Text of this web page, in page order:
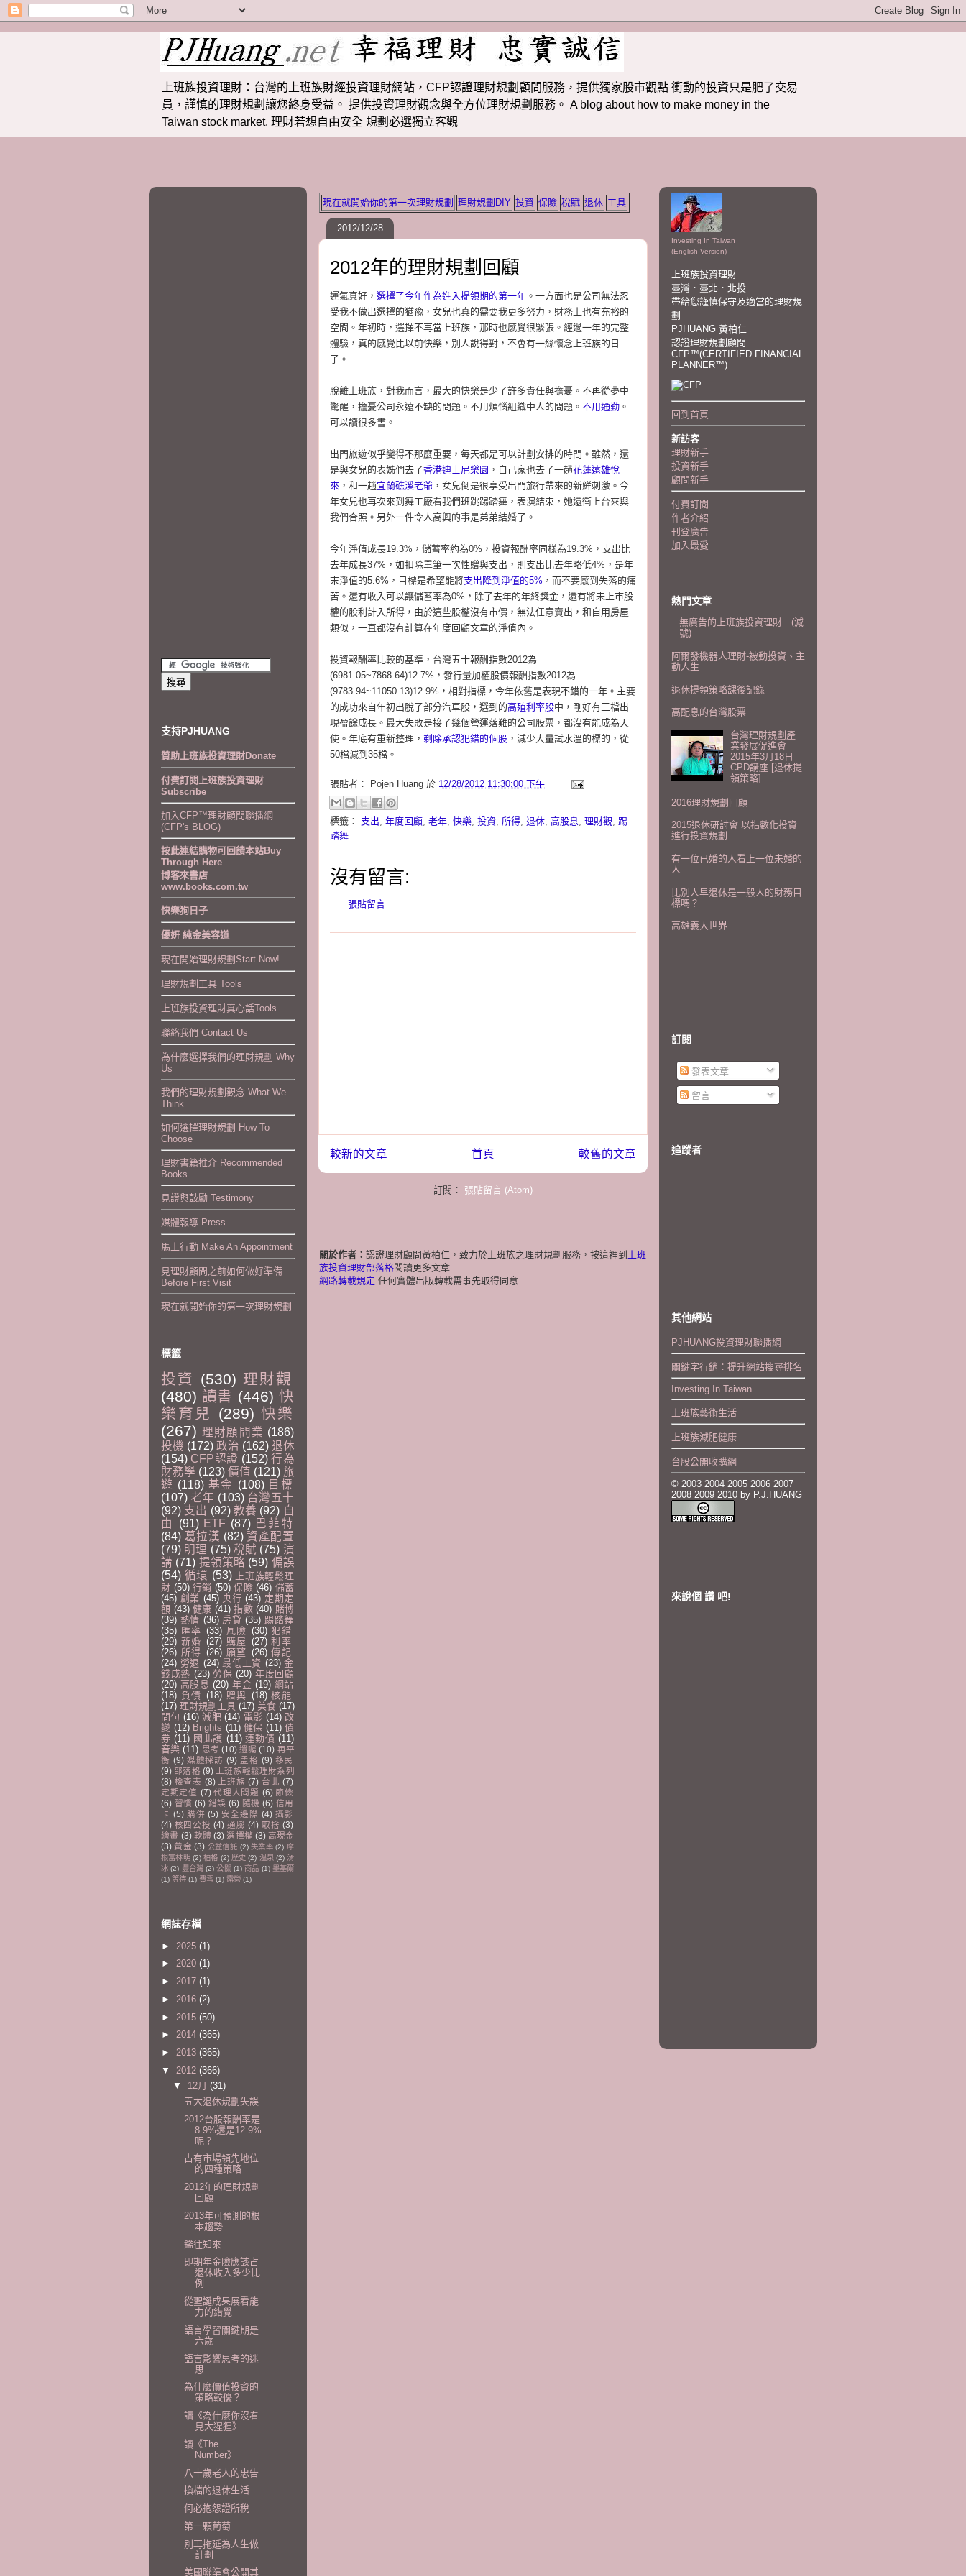
上班族投資理財：台灣的上班族財經投資理財網站，CFP認證理財規劃顧問服務，提供獨家股市觀點 衝動的投資只是肥了交易
員，謹慎的理財規劃讓您終身受益。 提供投資理財觀念與全方位理財規劃服務。 A blog about how to make money in the
Taiwan stock market. 理財若想自由安全 規劃必選獨立客觀
現在就開始你的第一次理財規劃 理財規劃DIY 投資 保險 稅賦 退休 工具
2012/12/28
2012年的理財規劃回顧
運氣真好， 選擇了今年作為進入提領期的第一年 。一方面也是公司無法忍
受我不做出選擇的猶豫，女兒也真的需要我更多努力，財務上也有充裕的
空間。年初時，選擇不再當上班族，那時也感覺很緊張。經過一年的完整
體驗，真的感覺比以前快樂，別人說得對，不會有一絲懷念上班族的日
子。
脫離上班族，對我而言，最大的快樂是少了許多責任與擔憂。不再從夢中
驚醒，擔憂公司永遠不缺的問題。不用煩惱組織中人的問題。 不用通勤 。
可以讀很多書。
出門旅遊似乎變得不那麼重要，每天都是可以計劃安排的時間。雖然，還
是與女兒的表姊們去了香港迪士尼樂園 ，自己家也去了一趟花蓮遠雄悅
來 ，和一趟宜蘭礁溪老爺 ，女兒倒是很享受出門旅行帶來的新鮮刺激。今
年女兒也再次來到舞工廠看我們班跳踢踏舞，表演結束，她還衝上台來與
我們合照。另外一件令人高興的事是弟弟結婚了。
今年淨值成長19.3%，儲蓄率約為0%，投資報酬率同樣為19.3%，支出比
去年成長37%，如扣除單筆一次性贈與支出，則支出比去年略低4%，是年
末淨值的5.6%，目標是希望能將支出降到淨值的5% ，而不要感到失落的痛
苦。還有收入可以讓儲蓄率為0%，除了去年的年終獎金，還有將未上市股
權的股利計入所得，由於這些股權沒有市價，無法任意賣出，和自用房屋
類似，一直都沒有計算在年度回顧文章的淨值內。
投資報酬率比較的基準，台灣五十報酬指數2012為
(6981.05~7868.64)12.7%，發行量加權股價報酬指數2012為
(9783.94~11050.13)12.9%，相對指標，今年依舊是表現不錯的一年。主要
的成功來自年初出脫了部分汽車股，選到的高殖利率股中，剛好有三檔出
現盈餘成長。最大失敗是接了幾個營運落難的公司股票，都沒有能成為天
使。年底有重新整理， 剃除承認犯錯的個股 ，減少大量試水溫的標的，從
50檔減到35檔。
張貼者： Pojen Huang 於 12/28/2012 11:30:00 下午
標籤： 支出, 年度回顧, 老年, 快樂, 投資, 所得, 退休, 高股息, 理財觀, 踢
踏舞
沒有留言:
張貼留言
較新的文章 較舊的文章
首頁
訂閱： 張貼留言 (Atom)
關於作者： 認證理財顧問黃柏仁，致力於上班族之理財規劃服務，按這裡到 上班
族投資理財部落格閱讀更多文章
網路轉載規定 任何實體出版轉載需事先取得同意
支持PJHUANG
贊助上班族投資理財Donate
付費訂閱上班族投資理財
Subscribe
加入CFP™理財顧問聯播網
(CFP's BLOG)
按此連結購物可回饋本站Buy
Through Here
博客來書店
www.books.com.tw
快樂狗日子
優妍 純金美容道
現在開始理財規劃Start Now!
理財規劃工具 Tools
上班族投資理財真心話Tools
聯絡我們 Contact Us
為什麼選擇我們的理財規劃 Why
Us
我們的理財規劃觀念 What We
Think
如何選擇理財規劃 How To
Choose
理財書籍推介 Recommended
Books
見證與鼓勵 Testimony
媒體報導 Press
馬上行動 Make An Appointment
見理財顧問之前如何做好準備
Before First Visit
現在就開始你的第一次理財規劃
標籤
投資 (530) 理財觀
(480) 讀書 (446) 快
樂育兒
(289) 快樂
(267) 理財顧問業 (186)
投機 (172) 政治 (162) 退休
(154) CFP認證 (152) 行為
財務學 (123) 價值 (121) 旅
遊 (118) 基金 (108) 目標
(107) 老年 (103) 台灣五十
(92) 支出 (92) 教養 (92) 自
由
(91) ETF (87) 巴菲特
(84) 葛拉漢 (82) 資產配置
(79) 明理 (75) 稅賦 (75) 演
講 (71) 提領策略 (59) 偏誤
(54) 循環 (53)
上班族輕鬆理
財 (50) 行銷 (50) 保險 (46) 儲蓄
(45) 創業 (45) 央行 (43) 定期定
額 (43) 健康 (41) 指數 (40) 賭博
(39) 熱情 (36) 房貸 (35) 踢踏舞
(35) 匯率 (33) 風險 (30) 犯錯
(29) 新婚 (27) 購屋 (27) 利率
(26) 所得 (26) 願望 (26) 傳記
(24) 勞退 (24) 最低工資 (23) 金
錢成熟 (23) 勞保 (20) 年度回顧
(20) 高股息 (20) 年金 (19) 網站
(18) 負債 (18) 贈與 (18) 核能
(17) 理財規劃工具 (17) 美食 (17)
問句 (16) 減肥 (14) 電影 (14) 改
變 (12) Brights (11) 健保 (11) 債
券 (11) 國北護 (11) 連動債 (11)
音樂 (11) 思考 (10) 遺囑 (10) 再平
衡 (9) 媒體採訪 (9) 孟格 (9) 移民
(9) 部落格 (9)
上班族輕鬆理財系列
(8) 檢查表 (8) 上班族 (7) 台北 (7)
定期定值 (7) 代理人問題 (6) 節儉
(6) 習慣 (6) 錯誤 (6) 隨機 (6) 信用
卡 (5) 購併 (5) 安全邊際 (4) 攝影
(4) 核四公投 (4) 通膨 (4) 取捨 (3)
繪畫 (3) 軟體 (3) 選擇權 (3) 高現金
(3) 黃金 (3) 公益信託 (2) 失業率 (2) 摩
根富林明 (2) 柏格 (2) 歷史 (2) 溫泉 (2) 滑
冰 (2) 豐台灣 (2) 公關 (1) 商品 (1) 墨基爾
(1) 等待 (1) 費雪 (1) 露營 (1)
網誌存檔
► 2025 (1)
► 2020 (1)
► 2017 (1)
► 2016 (2)
► 2015 (50)
► 2014 (365)
► 2013 (365)
▼ 2012 (366)
▼ 12月 (31)
五大退休規劃失誤
2012台股報酬率是
8.9%還是12.9%
呢？
占有市場領先地位
的四種策略
2012年的理財規劃
回顧
2013年可預測的根
本趨勢
鑑往知來
即期年金險應該占
退休收入多少比
例
從聖誕成果展看能
力的錯覺
語言學習關鍵期是
六歲
語言影響思考的迷
思
為什麼價值投資的
策略較優？
讀《為什麼你沒看
見大猩猩》
讀《The
Number》
八十歲老人的忠告
換檔的退休生活
何必抱怨證所稅
第一顆葡萄
別再拖延為人生做
計劃
美國聯準會公開其
Investing In Taiwan
(English Version)
上班族投資理財
臺灣．臺北．北投
帶給您謹慎保守及適當的理財規
劃
PJHUANG 黃柏仁
認證理財規劃顧問
CFP™(CERTIFIED FINANCIAL
PLANNER™)
回到首頁
新訪客
理財新手
投資新手
顧問新手
付費訂閱
作者介紹
刊登廣告
加入最愛
熱門文章
無廣告的上班族投資理財－(減
號)
阿爾發機器人理財-被動投資、主
動人生
退休提領策略課後記錄
高配息的台灣股票
台灣理財規劃產
業發展促進會
2015年3月18日
CPD講座 [退休提
領策略]
2016理財規劃回顧
2015退休研討會 以指數化投資
進行投資規劃
有一位已婚的人看上一位未婚的
人
比別人早退休是一般人的財務目
標嗎？
高雄義大世界
訂閱
發表文章
留言
追蹤者
其他網站
PJHUANG投資理財聯播網
關鍵字行銷：提升網站搜尋排名
Investing In Taiwan
上班族藝術生活
上班族減肥健康
台股公開收購網
© 2003 2004 2005 2006 2007
2008 2009 2010 by P.J.HUANG
來說個 讚 吧!